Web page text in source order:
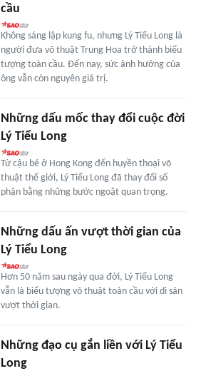
cầu
Không sáng lập kung fu, nhưng Lý Tiểu Long là
người đưa võ thuật Trung Hoa trở thành biểu
tượng toàn cầu. Đến nay, sức ảnh hưởng của
ông vẫn còn nguyên giá trị.
Những dấu mốc thay đổi cuộc đời
Lý Tiểu Long
Từ cậu bé ở Hong Kong đến huyền thoại võ
thuật thế giới, Lý Tiểu Long đã thay đổi số
phận bằng những bước ngoặt quan trọng.
Những dấu ấn vượt thời gian của
Lý Tiểu Long
Hơn 50 năm sau ngày qua đời, Lý Tiểu Long
vẫn là biểu tượng võ thuật toàn cầu với di sản
vượt thời gian.
Những đạo cụ gắn liền với Lý Tiểu
Long